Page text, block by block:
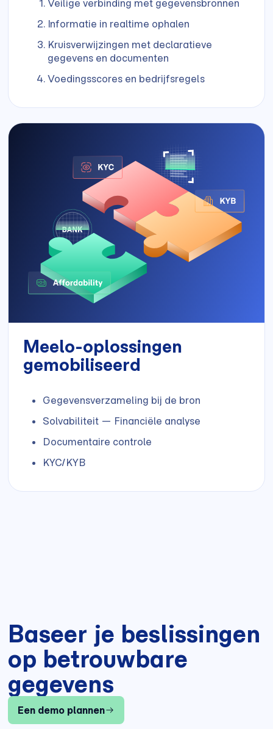
Veilige verbinding met gegevensbronnen
Informatie in realtime ophalen
Kruisverwijzingen met declaratieve
gegevens en documenten
Voedingsscores en bedrijfsregels
Meelo-oplossingen
gemobiliseerd
Gegevensverzameling bij de bron
Solvabiliteit — Financiële analyse
Documentaire controle
KYC/KYB
Baseer je beslissingen
op betrouwbare
gegevens
Een demo plannen